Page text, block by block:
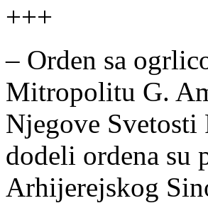
+++
– Orden sa
Mitropolitu G.
Njegove Svetosti
dodeli ordena su
Arhijerejskog